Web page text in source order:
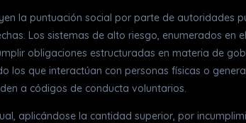
la puntuación social por parte de autoridades
Los sistemas de alto riesgo, enumerados en
obligaciones estructuradas en materia de
que interactúan con personas físicas o
a códigos de conducta voluntarios.
aplicándose la cantidad superior, por